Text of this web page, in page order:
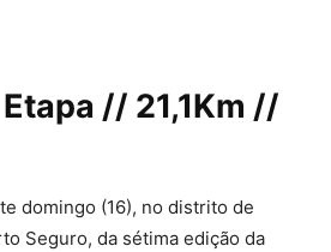
// 21,1Km //
domingo (16), no distrito de
Seguro, da sétima edição da